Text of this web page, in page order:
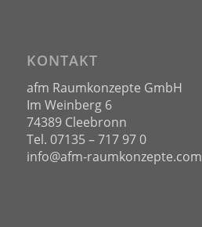
KONTAKT
afm Raumkonzepte GmbH
Im Weinberg 6
74389 Cleebronn
Tel. 07135 – 717 97 0
info@afm-raumkonzepte.com